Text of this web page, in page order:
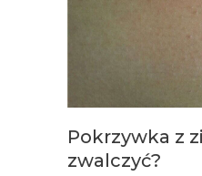
Pokrzywka z
zwalczyć?